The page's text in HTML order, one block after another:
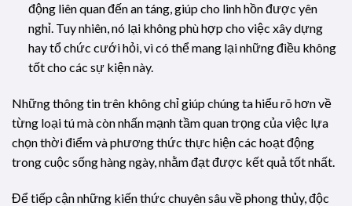
động liên quan đến an táng, giúp cho linh hồn được yên
nghỉ. Tuy nhiên, nó lại không phù hợp cho việc xây dựng
hay tổ chức cưới hỏi, vì có thể mang lại những điều không
tốt cho các sự kiện này.
Những thông tin trên không chỉ giúp chúng ta hiểu rõ hơn về
từng loại tú mà còn nhấn mạnh tầm quan trọng của việc lựa
chọn thời điểm và phương thức thực hiện các hoạt động
trong cuộc sống hàng ngày, nhằm đạt được kết quả tốt nhất.
Để tiếp cận những kiến thức chuyên sâu về phong thủy, độc